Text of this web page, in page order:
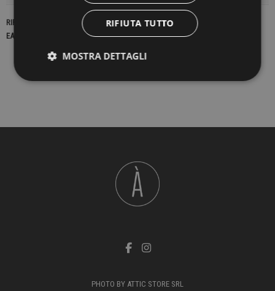
RIFERIMENTO
EAN13
PHOTO BY ATTIC STORE SRL
RIFIUTA TUTTO
MOSTRA DETTAGLI